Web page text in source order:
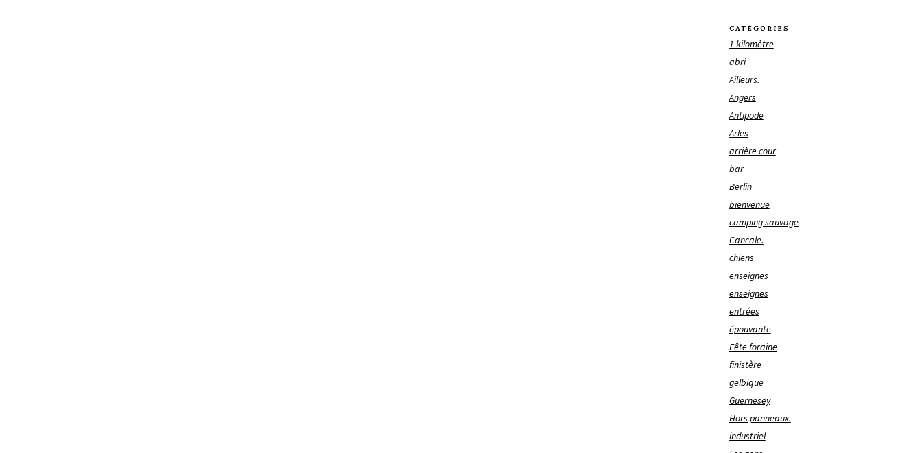
CATÉGORIES
1 kilomètre
abri
Ailleurs.
Angers
Antipode
Arles
arrière cour
bar
Berlin
bienvenue
camping sauvage
Cancale.
chiens
enseignes
enseignes
entrées
épouvante
Fête foraine
finistère
gelbique
Guernesey
Hors panneaux.
industriel